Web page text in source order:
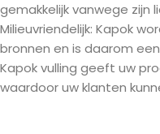
gemakkelijk vanwege zijn
Milieuvriendelijk: Kapok
bronnen en is daarom
Kapok vulling geeft uw
waardoor uw klanten